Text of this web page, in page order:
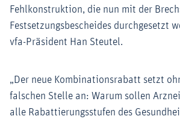
Fehlkonstruktion, die nun mit der
Festsetzungsbescheides durchgesetzt
vfa-Präsident Han Steutel.
„Der neue Kombinationsrabatt setzt
falschen Stelle an: Warum sollen
alle Rabattierungsstufen des